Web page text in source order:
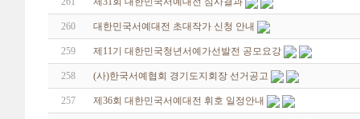
260 대한민국서예대전 초대작가 신청 안내
259 제11기 대한민국청년서예가선발전 공모요강
258 (사)한국서예협회 경기도지회장 선거공고
257 제36회 대한민국서예대전 휘호 일정안내